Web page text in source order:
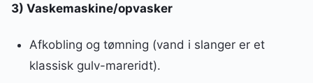
3) Vaskemaskine/opvasker
Afkobling og tømning (vand i slanger er et
klassisk gulv-mareridt).